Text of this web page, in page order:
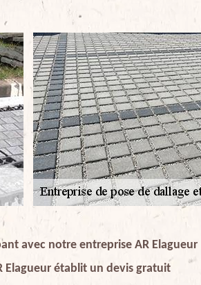
avec notre entreprise AR Elagueur
Elagueur établit un devis gratuit